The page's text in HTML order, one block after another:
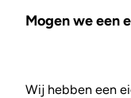
Mogen we een
Wij hebben een